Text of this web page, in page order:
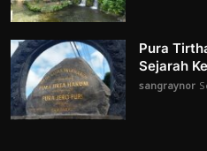
Pura
Sejarah
sangraynor